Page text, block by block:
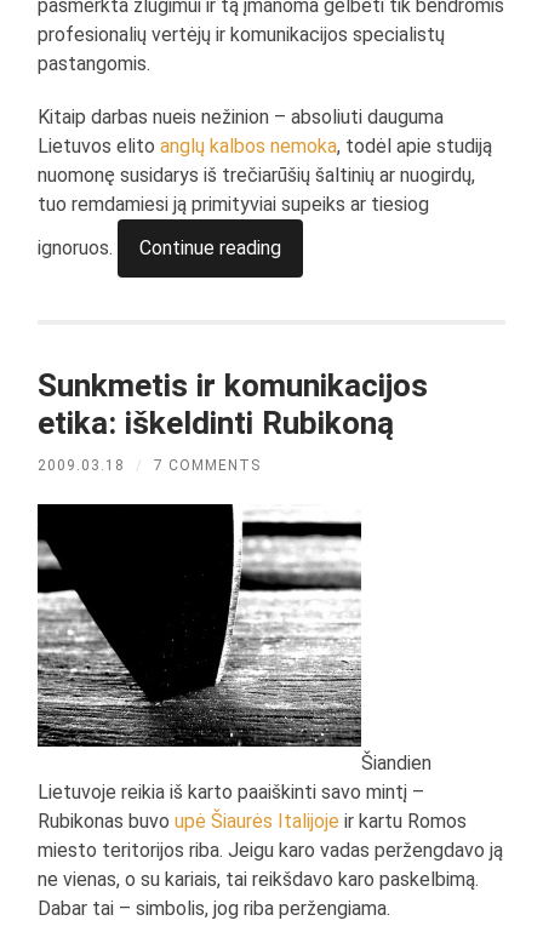
pasmerkta žlugimui ir tą įmanoma gelbėti tik bendromis
profesionalių vertėjų ir komunikacijos specialistų
pastangomis.
Kitaip darbas nueis nežinion – absoliuti dauguma
Lietuvos elitoanglų kalbos nemoka, todėl apie studiją
nuomonę susidarys iš trečiarūšių šaltinių ar nuogirdų,
tuo remdamiesi ją primityviai supeiks ar tiesiog
ignoruos.
Continue reading
Sunkmetis ir komunikacijos
etika: iškeldinti Rubikoną
2009.03.18 / 7 COMMENTS
Šiandien
Lietuvoje reikia iš karto paaiškinti savo mintį –
Rubikonas buvoupė Šiaurės Italijoje ir kartu Romos
miesto teritorijos riba. Jeigu karo vadas peržengdavo ją
ne vienas, o su kariais, tai reikšdavo karo paskelbimą.
Dabar tai – simbolis, jog riba peržengiama.